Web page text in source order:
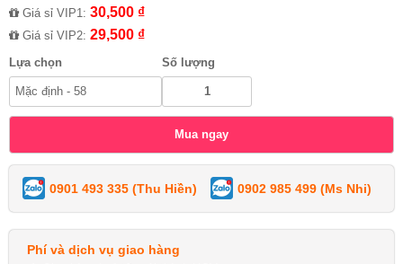
Giá sỉ VIP1: 30,500 ₫
Giá sỉ VIP2: 29,500 ₫
Lựa chọn Số lượng
0901 493 335 (Thu Hiền) 0902 985 499 (Ms Nhi)
Phí và dịch vụ giao hàng